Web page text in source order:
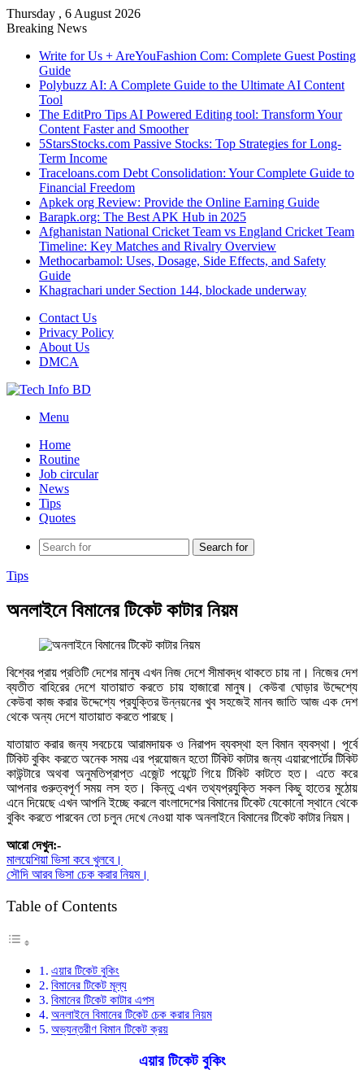
Thursday , 6 August 2026
Breaking News
Write for Us + AreYouFashion Com: Complete Guest Posting
Guide
Polybuzz AI: A Complete Guide to the Ultimate AI Content
Tool
The EditPro Tips AI Powered Editing tool: Transform Your
Content Faster and Smoother
5StarsStocks.com Passive Stocks: Top Strategies for Long-
Term Income
Traceloans.com Debt Consolidation: Your Complete Guide to
Financial Freedom
Apkek org Review: Provide the Online Earning Guide
Barapk.org: The Best APK Hub in 2025
Afghanistan National Cricket Team vs England Cricket Team
Timeline: Key Matches and Rivalry Overview
Methocarbamol: Uses, Dosage, Side Effects, and Safety
Guide
Khagrachari under Section 144, blockade underway
Contact Us
Privacy Policy
About Us
DMCA
Menu
Home
Routine
Job circular
News
Tips
Quotes
Search for
Tips
অনলাইনে বিমানের টিকেট কাটার নিয়ম
বিশ্বের প্রায় প্রতিটি দেশের মানুষ এখন নিজ দেশে সীমাবদ্ধ থাকতে চায় না। নিজের দেশ
ব্যতীত বাহিরের দেশে যাতায়াত করতে চায় হাজারো মানুষ। কেউবা ঘোড়ার উদ্দেশ্যে
কেউবা কাজ করার উদ্দেশ্যে প্রযুক্তির উন্নয়নের খুব সহজেই মানব জাতি আজ এক দেশ
থেকে অন্য দেশে যাতায়াত করতে পারছে।
যাতায়াত করার জন্য সবচেয়ে আরামদায়ক ও নিরাপদ ব্যবস্থা হল বিমান ব্যবস্থা। পূর্বে
টিকিট বুকিং করতে অনেক সময় এর প্রয়োজন হতো টিকিট কাটার জন্য এয়ারপোর্টের টিকিট
কাউন্টারে অথবা অনুমতিপ্রাপ্ত এজেন্ট পয়েন্টে গিয়ে টিকিট কাটতে হত। এতে করে
আপনার গুরুত্বপূর্ণ সময় লস হত। কিন্তু এখন তথ্যপ্রযুক্তি সকল কিছু হাতের মুঠোয়
এনে দিয়েছে এখন আপনি ইচ্ছে করলে বাংলাদেশের বিমানের টিকেট যেকোনো স্থানে থেকে
বুকিং করতে পারবেন তো চলুন দেখে নেওয়া যাক অনলাইনে বিমানের টিকেট কাটার নিয়ম।
আরো দেখুন:-
মালয়েশিয়া ভিসা কবে খুলবে।
সৌদি আরব ভিসা চেক করার নিয়ম।
Table of Contents
এয়ার টিকেট বুকিং
বিমানের টিকেট মূল্য
বিমানের টিকেট কাটার এপস
অনলাইনে বিমানের টিকেট চেক করার নিয়ম
অভ্যন্তরীণ বিমান টিকেট ক্রয়
এয়ার টিকেট বুকিং